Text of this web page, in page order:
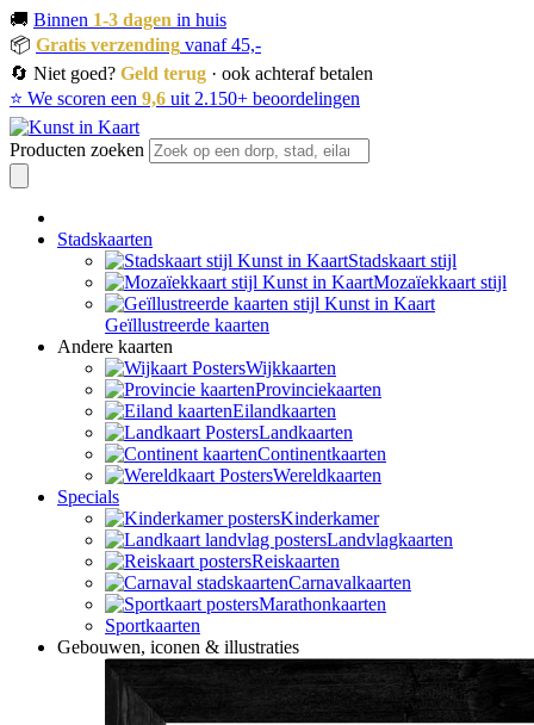
🚚 Binnen 1-3 dagen in huis
📦 Gratis verzending vanaf 45,-
🔄 Niet goed? Geld terug · ook achteraf betalen
⭐ We scoren een 9,6 uit 2.150+ beoordelingen
Producten zoeken
Stadskaarten
Stadskaart stijl
Mozaïekkaart stijl
Geïllustreerde kaarten
Andere kaarten
Wijkkaarten
Provinciekaarten
Eilandkaarten
Landkaarten
Continentkaarten
Wereldkaarten
Specials
Kinderkamer
Landvlagkaarten
Reiskaarten
Carnavalkaarten
Marathonkaarten
Sportkaarten
Gebouwen, iconen & illustraties